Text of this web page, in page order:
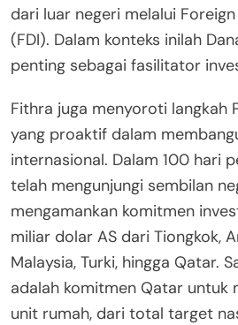
dari luar negeri melalui
(FDI). Dalam konteks inilah
penting sebagai fasilitator
Fithra juga menyoroti langkah
yang proaktif dalam
internasional. Dalam 100 hari
telah mengunjungi sembilan
mengamankan komitmen
miliar dolar AS dari Tiongkok,
Malaysia, Turki, hingga Qatar.
adalah komitmen Qatar untuk
unit rumah, dari total target